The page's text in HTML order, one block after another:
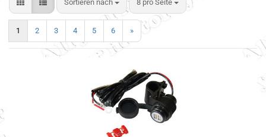
Sortieren nach 8 pro Seite
1 2 3 4 5 6 »